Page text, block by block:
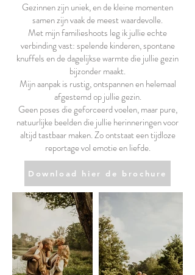
Gezinnen zijn uniek, en de kleine momenten
samen zijn vaak de meest waardevolle.
Met mijn familieshoots leg ik jullie echte
verbinding vast: spelende kinderen, spontane
knuffels en de dagelijkse warmte die jullie gezin
bijzonder maakt.
Mijn aanpak is rustig, ontspannen en helemaal
afgestemd op jullie gezin.
Geen poses die geforceerd voelen, maar pure,
natuurlijke beelden die jullie herinneringen voor
altijd tastbaar maken. Zo ontstaat een tijdloze
reportage vol emotie en liefde.
Download hier de brochure